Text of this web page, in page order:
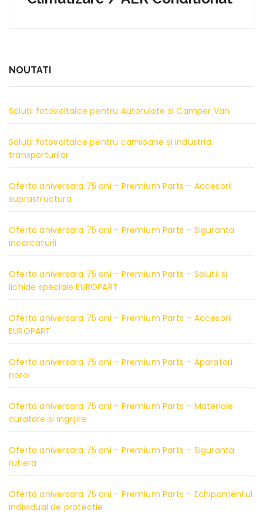
NOUTATI
Soluții fotovoltaice pentru Autorulote si Camper Van
Soluții fotovoltaice pentru camioane și industria
transporturilor
Oferta aniversara 75 ani – Premium Parts – Accesorii
suprastructura
Oferta aniversara 75 ani – Premium Parts – Siguranta
incarcaturii
Oferta aniversara 75 ani – Premium Parts – Solutii si
lichide speciale EUROPART
Oferta aniversara 75 ani – Premium Parts – Accesorii
EUROPART
Oferta aniversara 75 ani – Premium Parts – Aparatori
noroi
Oferta aniversara 75 ani – Premium Parts – Materiale
curatare si ingrijire
Oferta aniversara 75 ani – Premium Parts – Siguranta
rutiera
Oferta aniversara 75 ani – Premium Parts – Echipamentul
individual de protectie